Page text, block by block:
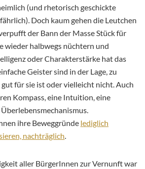
(und rhetorisch geschickte
Doch kaum gehen die Leutchen
der Bann der Masse Stück für
wieder halbwegs nüchtern und
oder Charakterstärke hat das
Geister sind in der Lage, zu
für sie ist oder vielleicht nicht. Auch
Kompass, eine Intuition, eine
ihre Beweggründe lediglich
nachträglich.
aller BürgerInnen zur Vernunft war